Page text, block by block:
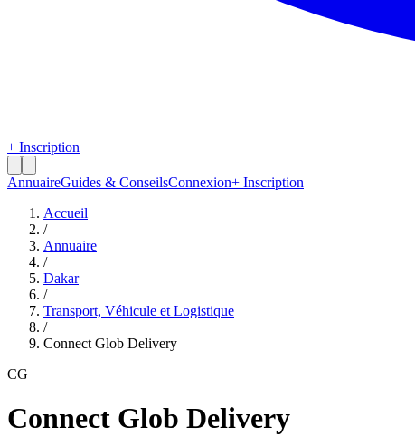
+ Inscription
AnnuaireGuides & ConseilsConnexion+ Inscription
Accueil
/
Annuaire
/
Dakar
/
Transport, Véhicule et Logistique
/
Connect Glob Delivery
CG
Connect Glob Delivery